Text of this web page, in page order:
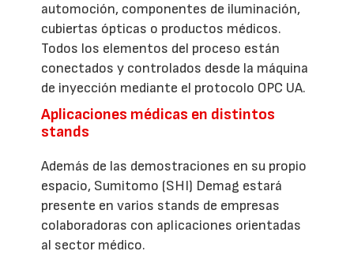
automoción, componentes de iluminación,
cubiertas ópticas o productos médicos.
Todos los elementos del proceso están
conectados y controlados desde la máquina
de inyección mediante el protocolo OPC UA.
Aplicaciones médicas en distintos
stands
Además de las demostraciones en su propio
espacio, Sumitomo (SHI) Demag estará
presente en varios stands de empresas
colaboradoras con aplicaciones orientadas
al sector médico.